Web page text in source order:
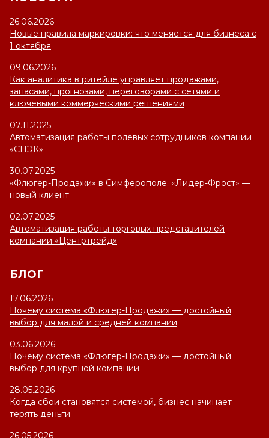
26.06.2026
Новые правила маркировки: что меняется для бизнеса с
1 октября
09.06.2026
Как аналитика в ритейле управляет продажами,
запасами, прогнозами, переговорами с сетями и
ключевыми коммерческими решениями
07.11.2025
Автоматизация работы полевых сотрудников компании
«СНЭК»
30.07.2025
«Флюгер-Продажи» в Симферополе. «Лидер-Фрост» —
новый клиент
02.07.2025
Автоматизация работы торговых представителей
компании «Центртрейд»
БЛОГ
17.06.2026
Почему система «Флюгер-Продажи» — достойный
выбор для малой и средней компании
03.06.2026
Почему система «Флюгер-Продажи» — достойный
выбор для крупной компании
28.05.2026
Когда сбои становятся системой, бизнес начинает
терять деньги
26.05.2026